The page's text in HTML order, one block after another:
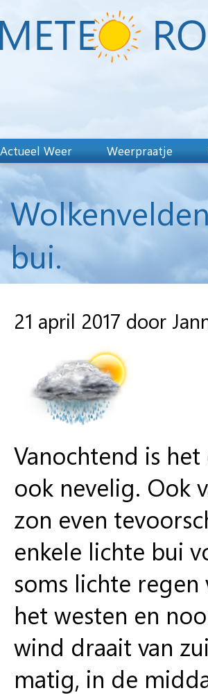
Actueel Weer Weerpraatje
bui.
21 april 2017 door
Vanochtend is
ook nevelig. Ook
zon even
enkele lichte bui
soms lichte
het westen en
wind draait van
matig, in de